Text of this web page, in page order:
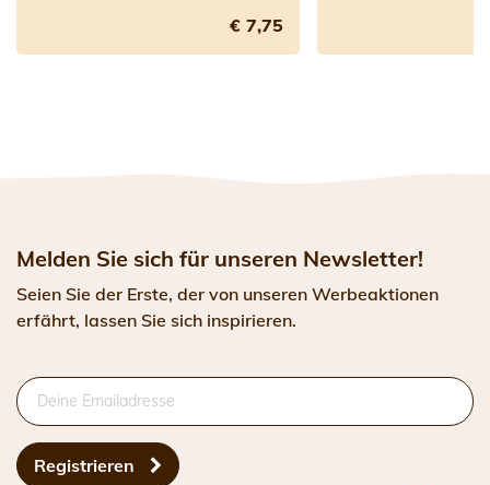
€ 7,75
Melden Sie sich für unseren Newsletter!
Seien Sie der Erste, der von unseren Werbeaktionen
erfährt, lassen Sie sich inspirieren.
Registrieren